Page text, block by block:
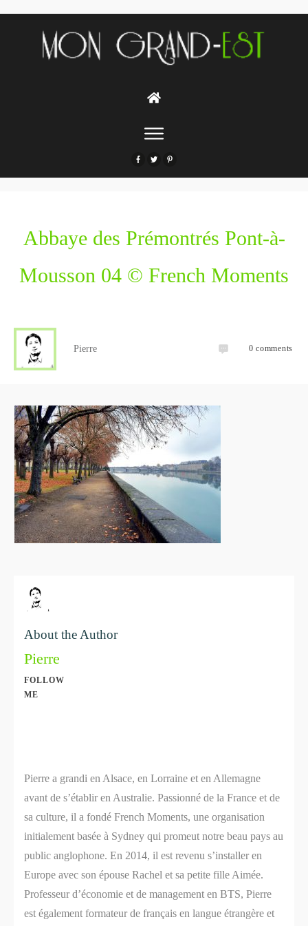
Abbaye des Prémontrés Pont-à-
Mousson 04 © French Moments
Pierre 0 comments
About the Author
Pierre
FOLLOW
ME
Pierre a grandi en Alsace, en Lorraine et en Allemagne
avant de s’établir en Australie. Passionné de la France et de
sa culture, il a fondé French Moments, une organisation
initialement basée à Sydney qui promeut notre beau pays au
public anglophone. En 2014, il est revenu s’installer en
Europe avec son épouse Rachel et sa petite fille Aimée.
Professeur d’économie et de management en BTS, Pierre
est également formateur de français en langue étrangère et